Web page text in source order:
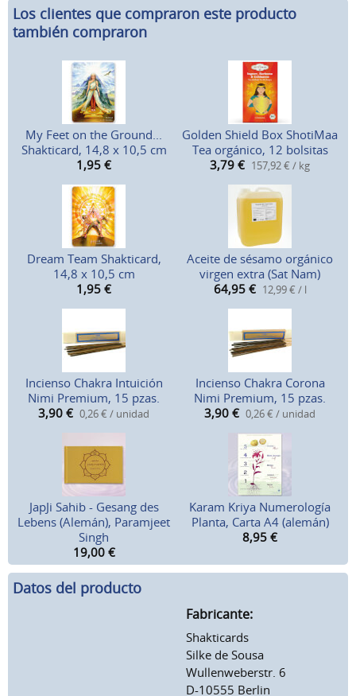
Los clientes que compraron este producto
también compraron
My Feet on the Ground...
Shakticard, 14,8 x 10,5 cm
1,95 €
Golden Shield Box ShotiMaa
Tea orgánico, 12 bolsitas
3,79 € 157,92 € / kg
Dream Team Shakticard,
14,8 x 10,5 cm
1,95 €
Aceite de sésamo orgánico
virgen extra (Sat Nam)
64,95 € 12,99 € / l
Incienso Chakra Intuición
Nimi Premium, 15 pzas.
3,90 € 0,26 € / unidad
Incienso Chakra Corona
Nimi Premium, 15 pzas.
3,90 € 0,26 € / unidad
JapJi Sahib - Gesang des
Lebens (Alemán), Paramjeet
Singh
19,00 €
Karam Kriya Numerología
Planta, Carta A4 (alemán)
8,95 €
Datos del producto
Fabricante:
Shakticards
Silke de Sousa
Wullenweberstr. 6
D-10555 Berlin